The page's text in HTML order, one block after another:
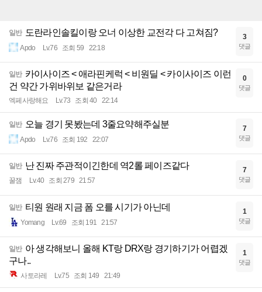
일반 도란라인솔킬이랑 오너 이상한 교전각 다 고쳐짐?
Apdo Lv.76 조회 59 22:18
3
댓글
일반 카이사이즈 < 애라핀케럭 < 비원딜 < 카이사이즈 이런
건 약간 가위바위보 같은거라
엑페사랑해요 Lv.73 조회 40 22:14
0
댓글
일반 오늘 경기 못봤는데 3줄요약해주실분
Apdo Lv.76 조회 192 22:07
7
댓글
일반 난 진짜 주관적이긴한데 역2롤 페이즈같다
꿀잼 Lv.40 조회 279 21:57
7
댓글
일반 티원 원래 지금 폼 오를 시기가 아닌데
Yomang Lv.69 조회 191 21:57
1
댓글
일반 아 생각해보니 올해 KT랑 DRX랑 경기하기가 어렵겠
구나..
사토라레 Lv.75 조회 149 21:49
1
댓글